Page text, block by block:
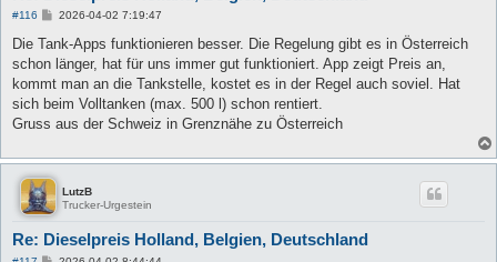
#116
B
i
r
a
2026-04-02 7:19:47
Die Tank-Apps funktionieren besser. Die Regelung gibt es in Österreich
schon länger, hat für uns immer gut funktioniert. App zeigt Preis an,
kommt man an die Tankstelle, kostet es in der Regel auch soviel. Hat
sich beim Volltanken (max. 500 l) schon rentiert.
Gruss aus der Schweiz in Grenznähe zu Österreich
LutzB
Trucker-Urgestein
Re: Dieselpreis Holland, Belgien, Deutschland